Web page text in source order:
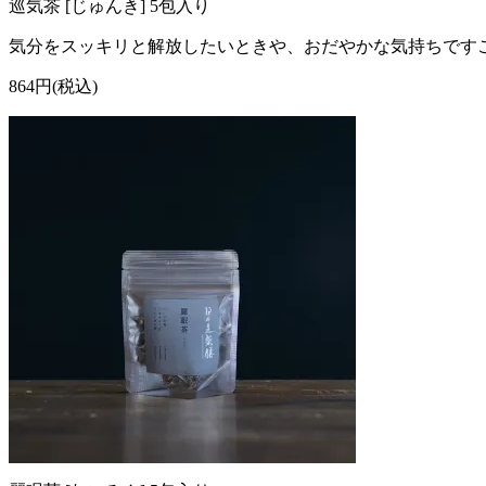
巡気茶 [じゅんき] 5包入り
気分をスッキリと解放したいときや、おだやかな気持ちです
864円(税込)